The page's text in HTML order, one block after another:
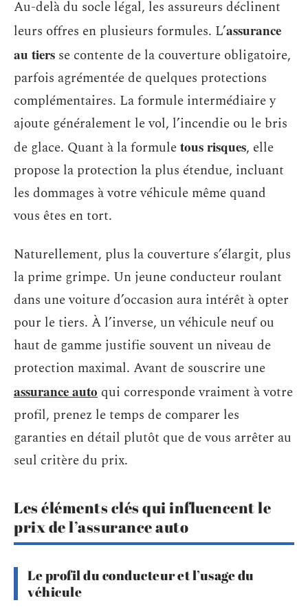
Au-delà du socle légal, les assureurs déclinent
leurs offres en plusieurs formules. L’assurance
au tiers se contente de la couverture obligatoire,
parfois agrémentée de quelques protections
complémentaires. La formule intermédiaire y
ajoute généralement le vol, l’incendie ou le bris
de glace. Quant à la formuletous risques, elle
propose la protection la plus étendue, incluant
les dommages à votre véhicule même quand
vous êtes en tort.
Naturellement, plus la couverture s’élargit, plus
la prime grimpe. Un jeune conducteur roulant
dans une voiture d’occasion aura intérêt à opter
pour le tiers. À l’inverse, un véhicule neuf ou
haut de gamme justifie souvent un niveau de
protection maximal. Avant de souscrire une
assurance auto qui corresponde vraiment à votre
profil, prenez le temps de comparer les
garanties en détail plutôt que de vous arrêter au
seul critère du prix.
Les éléments clés qui influencent le
prix de l’assurance auto
Le profil du conducteur et l’usage du
véhicule